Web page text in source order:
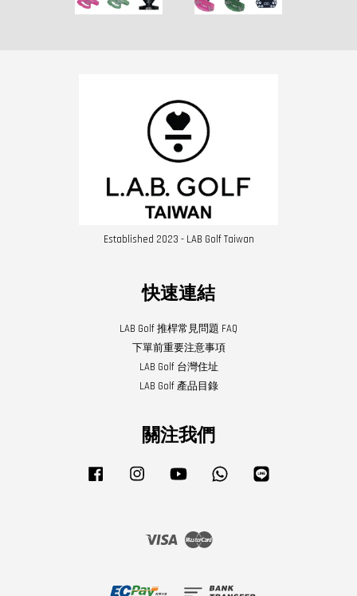
Established 2023 - LAB Golf Taiwan
快速連結
LAB Golf 推桿常見問題 FAQ
下單前重要注意事項
LAB Golf 台灣住址
LAB Golf 產品目錄
關注我們
Facebook Instagram YouTube Whatsapp
Visa Master